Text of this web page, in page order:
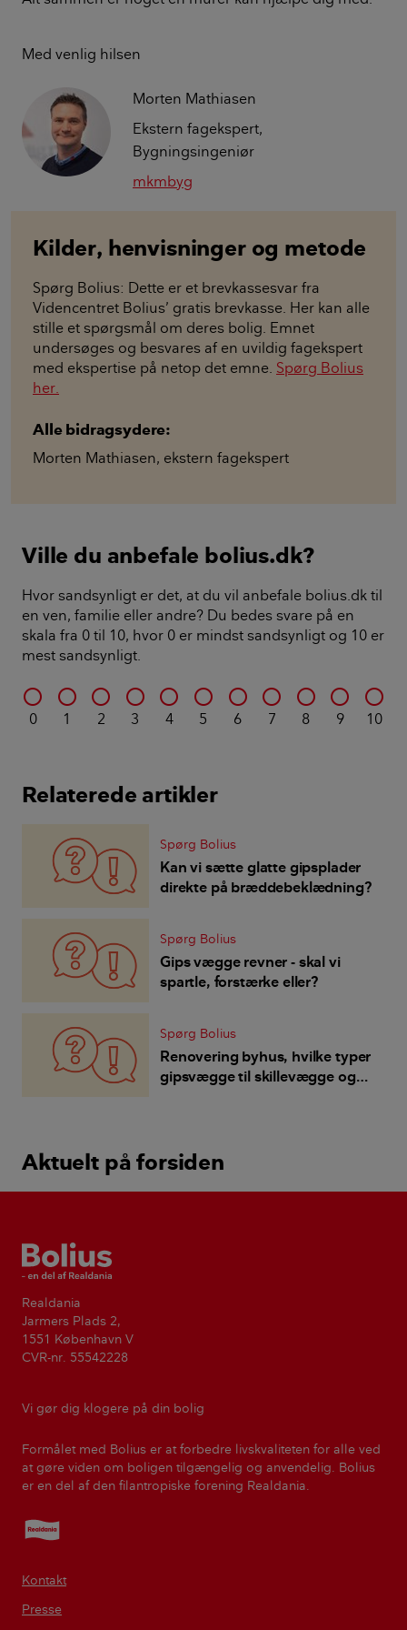
Med venlig hilsen
Morten Mathiasen
Ekstern fagekspert,
Bygningsingeniør
mkmbyg
Kilder, henvisninger og metode
Spørg Bolius: Dette er et brevkassesvar fra
Videncentret Bolius’ gratis brevkasse. Her kan alle
stille et spørgsmål om deres bolig. Emnet
undersøges og besvares af en uvildig fagekspert
med ekspertise på netop det emne. Spørg Bolius
her.
Alle bidragsydere:
Morten Mathiasen, ekstern fagekspert
Ville du anbefale bolius.dk?
Hvor sandsynligt er det, at du vil anbefale bolius.dk til
en ven, familie eller andre? Du bedes svare på en
skala fra 0 til 10, hvor 0 er mindst sandsynligt og 10 er
mest sandsynligt.
0 1 2 3 4 5 6 7 8 9 10
Relaterede artikler
Spørg Bolius
Kan vi sætte glatte gipsplader
direkte på bræddebeklædning?
Spørg Bolius
Gips vægge revner - skal vi
spartle, forstærke eller?
Spørg Bolius
Renovering byhus, hvilke typer
gipsvægge til skillevægge og
Aktuelt på forsiden
Bolius
Realdania
Jarmers Plads 2,
1551 København V
CVR-nr. 55542228
Vi gør dig klogere på din bolig
Formålet med Bolius er at forbedre livskvaliteten for alle ved
at gøre viden om boligen tilgængelig og anvendelig. Bolius
er en del af den filantropiske forening Realdania.
Realdania
Kontakt
Presse